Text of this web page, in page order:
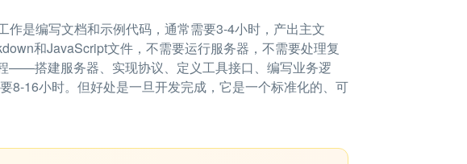
是编写文档和示例代码，通常需要3-4小时，产出主文
和JavaScript文件，不需要运行服务器，不需要处理复
——搭建服务器、实现协议、定义工具接口、编写业务逻
8-16小时。但好处是一旦开发完成，它是一个标准化的、可